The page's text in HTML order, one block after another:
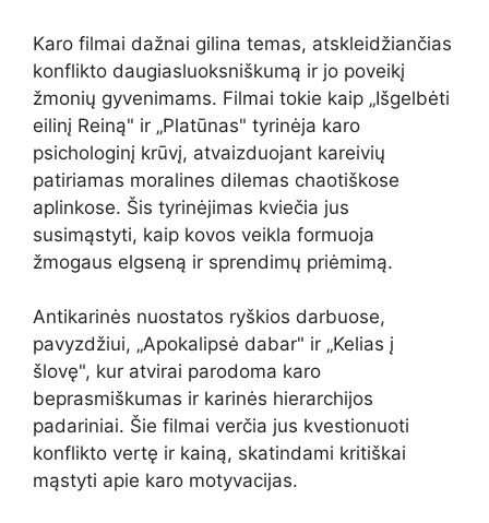
Karo filmai dažnai gilina temas, atskleidžiančias
konflikto daugiasluoksniškumą ir jo poveikį
žmonių gyvenimams. Filmai tokie kaip „Išgelbėti
eilinį Reiną" ir „Platūnas" tyrinėja karo
psichologinį krūvį, atvaizduojant kareivių
patiriamas moralines dilemas chaotiškose
aplinkose. Šis tyrinėjimas kviečia jus
susimąstyti, kaip kovos veikla formuoja
žmogaus elgseną ir sprendimų priėmimą.
Antikarinės nuostatos ryškios darbuose,
pavyzdžiui, „Apokalipsė dabar" ir „Kelias į
šlovę", kur atvirai parodoma karo
beprasmiškumas ir karinės hierarchijos
padariniai. Šie filmai verčia jus kvestionuoti
konflikto vertę ir kainą, skatindami kritiškai
mąstyti apie karo motyvacijas.